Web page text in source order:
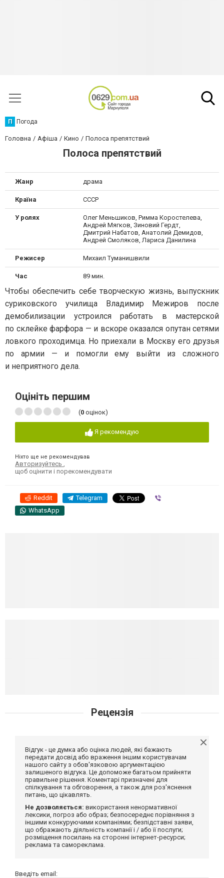
П Погода
Головна Афіша Кино Полоса препятствий
Полоса препятствий
Жанр драма
Країна СССР
У ролях
Олег Меньшиков, Римма Коростелева,
Андрей Мягков, Зиновий Гердт,
Дмитрий Набатов, Анатолий Демидов,
Андрей Смоляков, Лариса Данилина
Режисер Михаил Туманишвили
Час 89 мин.
Чтобы обеспечить себе творческую жизнь, выпускник
суриковского училища Владимир Межиров после
демобилизации устроился работать в мастерской
по склейке фарфора — и вскоре оказался опутан сетями
ловкого проходимца. Но приехали в Москву его друзья
по армии — и помогли ему выйти из сложного
и неприятного дела.
Оцініть першим
(0 оцінок)
Я рекомендую
Ніхто ще не рекомендував
Авторизуйтесь
щоб оцінити і порекомендувати
Reddit Telegram
WhatsApp
Рецензія
Відгук - це думка або оцінка людей, які бажають
передати досвід або враження іншим користувачам
нашого сайту з обов'язковою аргументацією
залишеного відгука. Це допоможе багатьом прийняти
правильне рішення. Коментарі призначені для
спілкування та обговорення, а також для роз'яснення
питань, що цікавлять.
Не дозволяється: використання ненормативної
лексики, погроз або образ; безпосереднє порівняння з
іншими конкуруючими компаніями; безпідставні заяви,
що ображають діяльність компанії і / або її послуги;
розміщення посилань на сторонні інтернет-ресурси;
реклама та самореклама.
Введіть email: